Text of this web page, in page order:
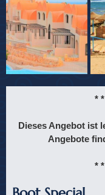
*
Dieses Angebot ist
Angebote
*